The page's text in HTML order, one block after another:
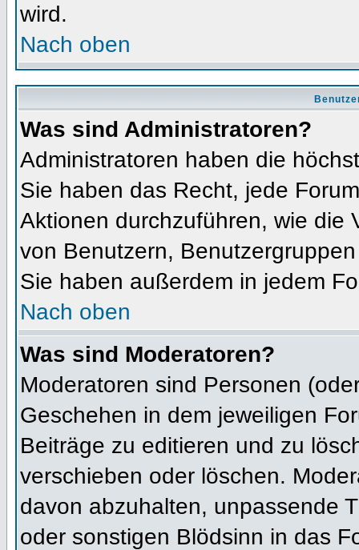
wird.
Nach oben
Was sind Administratoren?
Administratoren haben die
Sie haben das Recht, jede
Aktionen durchzuführen, wie die
von Benutzern,
Sie haben außerdem in jedem
Nach oben
Was sind Moderatoren?
Moderatoren sind Personen
Geschehen in dem jeweiligen
Beiträge zu editieren und zu
verschieben oder löschen.
davon abzuhalten, unpassende
oder sonstigen Blödsinn in das